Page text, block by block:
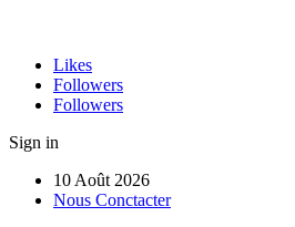
Likes
Followers
Followers
Sign in
10 Août 2026
Nous Conctacter